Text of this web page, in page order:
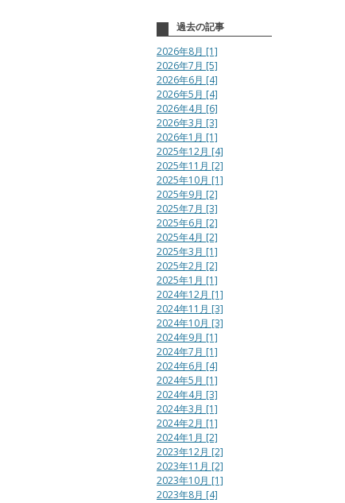
過去の記事
2026年8月 [1]
2026年7月 [5]
2026年6月 [4]
2026年5月 [4]
2026年4月 [6]
2026年3月 [3]
2026年1月 [1]
2025年12月 [4]
2025年11月 [2]
2025年10月 [1]
2025年9月 [2]
2025年7月 [3]
2025年6月 [2]
2025年4月 [2]
2025年3月 [1]
2025年2月 [2]
2025年1月 [1]
2024年12月 [1]
2024年11月 [3]
2024年10月 [3]
2024年9月 [1]
2024年7月 [1]
2024年6月 [4]
2024年5月 [1]
2024年4月 [3]
2024年3月 [1]
2024年2月 [1]
2024年1月 [2]
2023年12月 [2]
2023年11月 [2]
2023年10月 [1]
2023年8月 [4]